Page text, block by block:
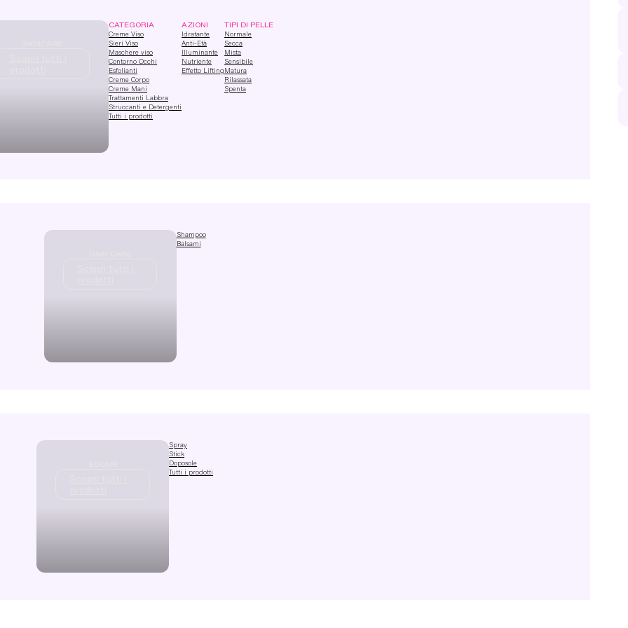
CATEGORIA
Creme Viso
Sieri Viso
Maschere viso
Contorno Occhi
Esfolianti
Creme Corpo
Creme Mani
Trattamenti Labbra
Struccanti e Detergenti
Tutti i prodotti
AZIONI
Idratante
Anti-Età
Illuminante
Nutriente
Effetto Lifting
TIPI DI PELLE
Normale
Secca
Mista
Sensibile
Matura
Rilassata
Spenta
Shampoo
Balsami
Spray
Stick
Doposole
Tutti i prodotti